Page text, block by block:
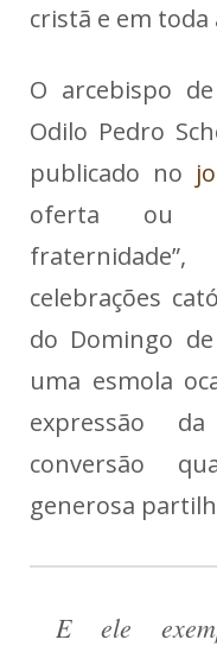
cristã e em toda
O arcebispo
Odilo Pedro
publicado no
oferta ou
celebrações
do Domingo
uma esmola
expressão
conversão
generosa
E ele